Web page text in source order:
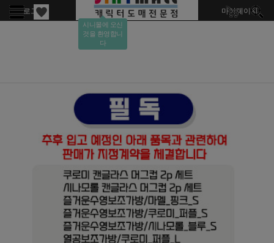
로그인 회원가입
시니몰에 오신
것을 환영합니
다
주문조회 마이페이지